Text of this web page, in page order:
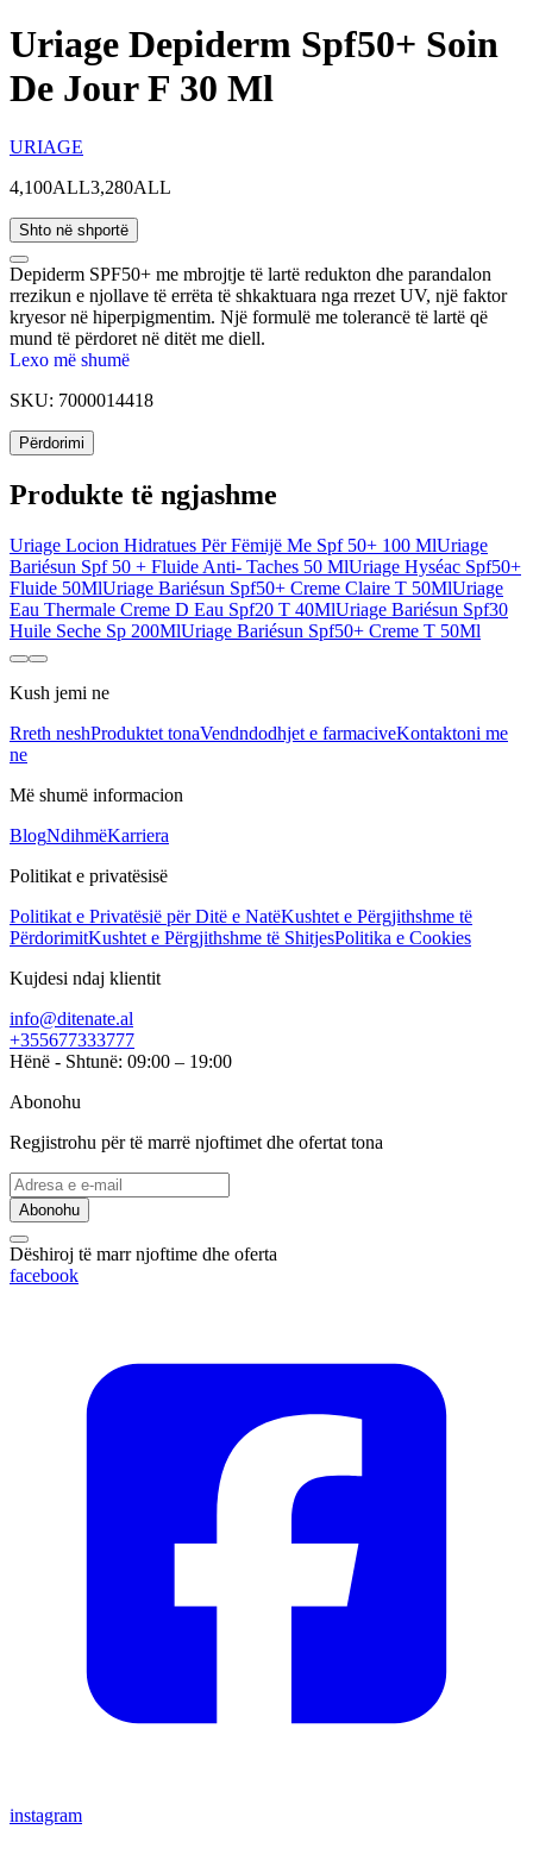
Uriage Depiderm Spf50+ Soin
De Jour F 30 Ml
URIAGE
4,100ALL3,280ALL
Shto në shportë
Depiderm SPF50+ me mbrojtje të lartë redukton dhe parandalon
rrezikun e njollave të errëta të shkaktuara nga rrezet UV, një faktor
kryesor në hiperpigmentim. Një formulë me tolerancë të lartë që
mund të përdoret në ditët me diell.
Lexo më shumë
SKU: 7000014418
Përdorimi
Produkte të ngjashme
Uriage Locion Hidratues Për Fëmijë Me Spf 50+ 100 MlUriage
Bariésun Spf 50 + Fluide Anti- Taches 50 MlUriage Hyséac Spf50+
Fluide 50MlUriage Bariésun Spf50+ Creme Claire T 50MlUriage
Eau Thermale Creme D Eau Spf20 T 40MlUriage Bariésun Spf30
Huile Seche Sp 200MlUriage Bariésun Spf50+ Creme T 50Ml
Kush jemi ne
Rreth neshProduktet tonaVendndodhjet e farmaciveKontaktoni me
ne
Më shumë informacion
BlogNdihmëKarriera
Politikat e privatësisë
Politikat e Privatësië për Ditë e NatëKushtet e Përgjithshme të
PërdorimitKushtet e Përgjithshme të ShitjesPolitika e Cookies
Kujdesi ndaj klientit
info@ditenate.al
+355677333777
Hënë - Shtunë: 09:00 – 19:00
Abonohu
Regjistrohu për të marrë njoftimet dhe ofertat tona
Abonohu
Dëshiroj të marr njoftime dhe oferta
facebook
instagram